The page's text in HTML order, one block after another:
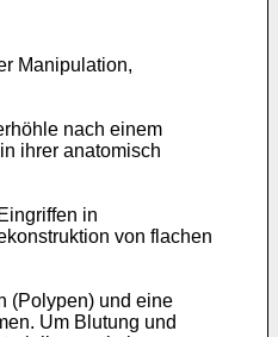
Manipulation,
nach einem
ihrer anatomisch
in
von flachen
(Polypen) und eine
Um Blutung und